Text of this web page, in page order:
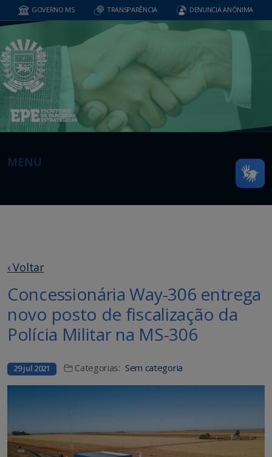
GOVERNO MS TRANSPARÊNCIA DENUNCIA ANÔNIMA
MENU
‹ Voltar
Concessionária Way-306 entrega
novo posto de fiscalização da
Polícia Militar na MS-306
29 jul 2021 Categorias: Sem categoria